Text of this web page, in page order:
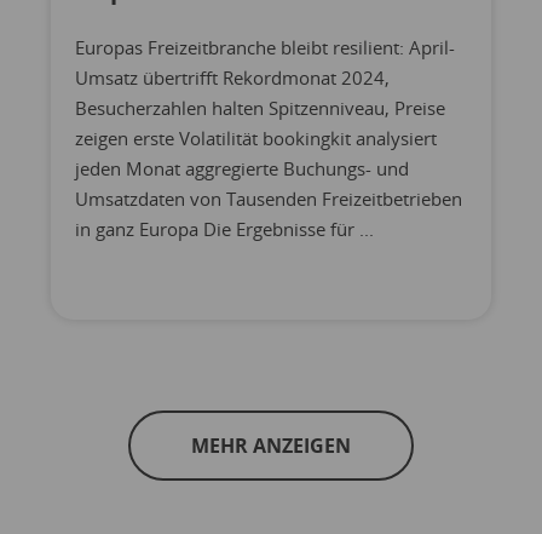
Europas Freizeitbranche bleibt resilient: April-
Umsatz übertrifft Rekordmonat 2024,
Besucherzahlen halten Spitzenniveau, Preise
zeigen erste Volatilität bookingkit analysiert
jeden Monat aggregierte Buchungs- und
Umsatzdaten von Tausenden Freizeitbetrieben
in ganz Europa Die Ergebnisse für ...
MEHR ANZEIGEN